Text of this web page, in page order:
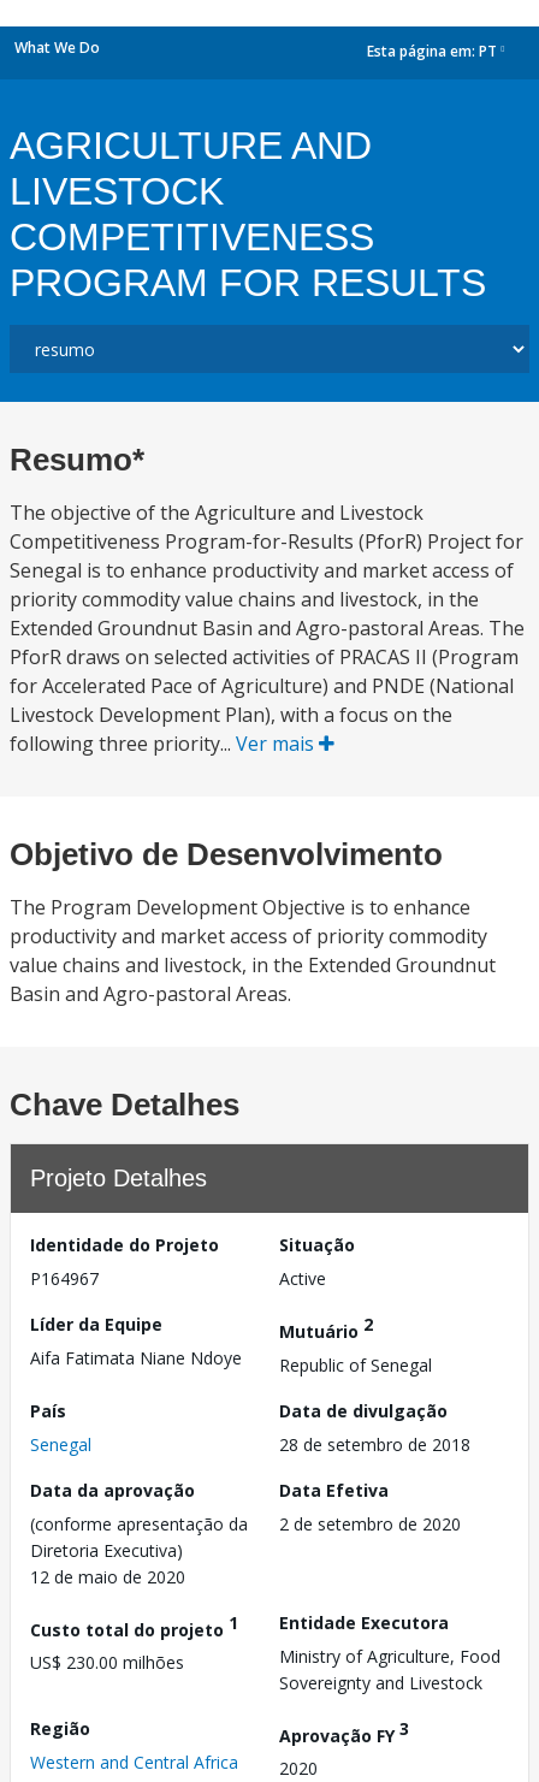
What We Do Esta página em: PT
AGRICULTURE AND
LIVESTOCK
COMPETITIVENESS
PROGRAM FOR RESULTS
Resumo*
The objective of the Agriculture and Livestock
Competitiveness Program-for-Results (PforR) Project for
Senegal is to enhance productivity and market access of
priority commodity value chains and livestock, in the
Extended Groundnut Basin and Agro-pastoral Areas. The
PforR draws on selected activities of PRACAS II (Program
for Accelerated Pace of Agriculture) and PNDE (National
Livestock Development Plan), with a focus on the
following three priority... Ver mais
Objetivo de Desenvolvimento
The Program Development Objective is to enhance
productivity and market access of priority commodity
value chains and livestock, in the Extended Groundnut
Basin and Agro-pastoral Areas.
Chave Detalhes
Projeto Detalhes
Identidade do Projeto
P164967
Situação
Active
Líder da Equipe
Aifa Fatimata Niane Ndoye
Mutuário 2
Republic of Senegal
País
Senegal
Data de divulgação
28 de setembro de 2018
Data da aprovação
(conforme apresentação da
Diretoria Executiva)
12 de maio de 2020
Data Efetiva
2 de setembro de 2020
Custo total do projeto 1
US$ 230.00 milhões
Entidade Executora
Ministry of Agriculture, Food
Sovereignty and Livestock
Região
Western and Central Africa
Aprovação FY3
2020